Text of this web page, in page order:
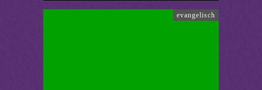
evangelisch